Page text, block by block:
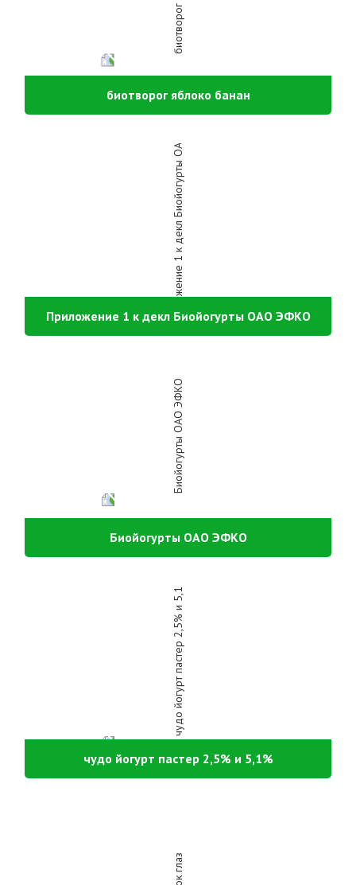
биотворог яблоко банан
Приложение 1 к декл Биойогурты ОАО ЭФКО
Биойогурты ОАО ЭФКО
чудо йогурт пастер 2,5% и 5,1%